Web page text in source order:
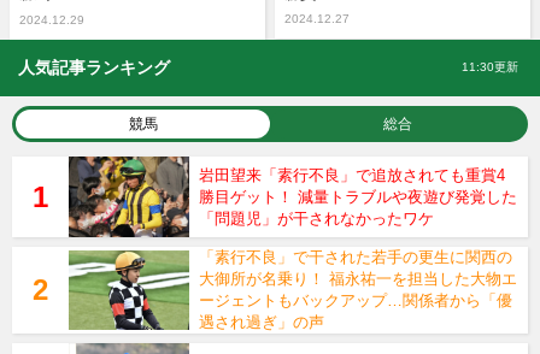
2024.12.29 2024.12.27
人気記事ランキング 11:30更新
競馬 総合
岩田望来「素行不良」で追放されても重賞4
勝目ゲット！ 減量トラブルや夜遊び発覚した
「問題児」が干されなかったワケ
「素行不良」で干された若手の更生に関西の
大御所が名乗り！ 福永祐一を担当した大物エ
ージェントもバックアップ…関係者から「優
遇され過ぎ」の声